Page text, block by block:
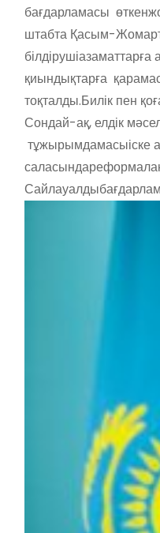
бағдарламасы өткен
штабта Қасым-
білдірушіазаматтарға
қиындықтарға
тоқталды.Билік пен
Сондай-ақ,елдік
тұжырымдамасыіске
саласында
Сайлауалды